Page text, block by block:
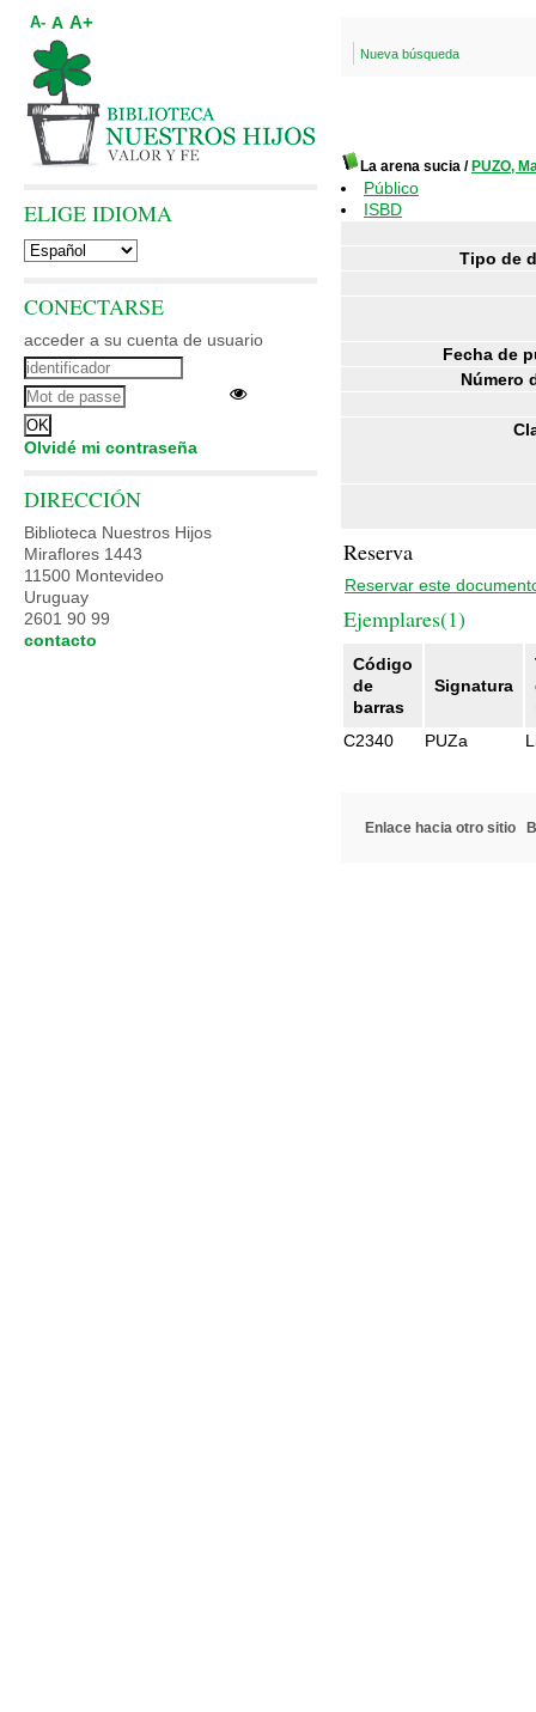
Nueva búsqueda
La arena sucia / PUZO,
Público
ISBD
Tipo de
Fecha de
Número
Reserva
Reservar este
Ejemplares(1)
Código
de
barras
Signatura
C2340
PUZa
Enlace hacia otro sitio
A- A A+
ELIGE IDIOMA
CONECTARSE
acceder a su cuenta de usuario
Olvidé mi contraseña
DIRECCIÓN
Biblioteca Nuestros Hijos
Miraflores 1443
11500 Montevideo
Uruguay
2601 90 99
contacto